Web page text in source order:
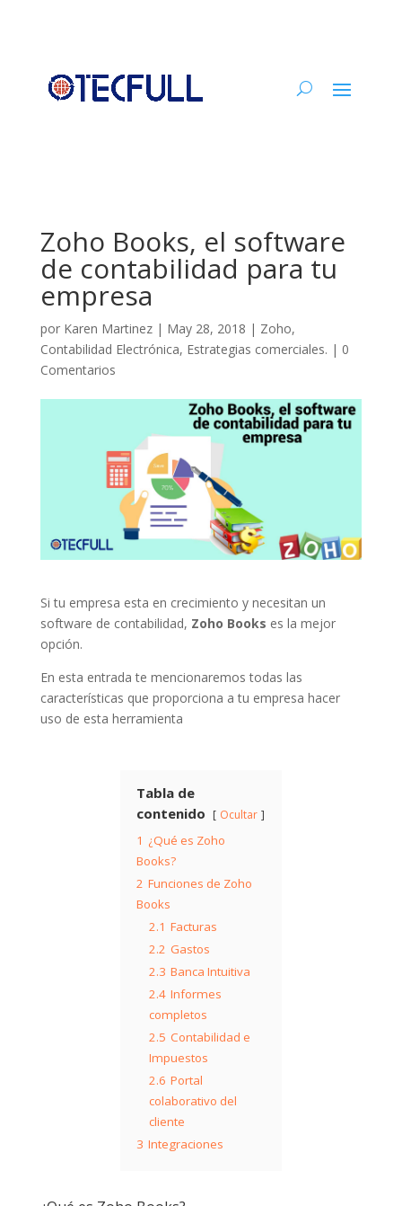
Zoho Books, el software
de contabilidad para tu
empresa
por Karen Martinez| May 28, 2018 | Zoho,
Contabilidad Electrónica, Estrategias comerciales. | 0
Comentarios
Si tu empresa esta en crecimiento y necesitan un
software de contabilidad, Zoho Books es la mejor
opción.
En esta entrada te mencionaremos todas las
características que proporciona a tu empresa hacer
uso de esta herramienta
Tabla de
contenido
Ocultar
1 ¿Qué es Zoho
Books?
2 Funciones de Zoho
Books
2.1 Facturas
2.2 Gastos
2.3 Banca Intuitiva
2.4 Informes
completos
2.5 Contabilidad e
Impuestos
2.6 Portal
colaborativo del
cliente
3 Integraciones